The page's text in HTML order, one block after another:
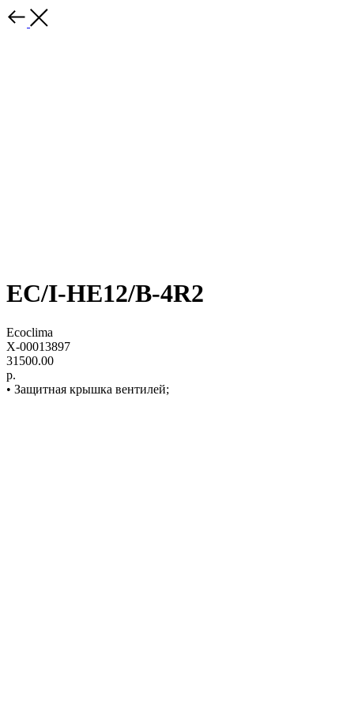
EC/I-HE12/B-4R2
Ecoclima
X-00013897
31500.00
р.
• Защитная крышка вентилей;